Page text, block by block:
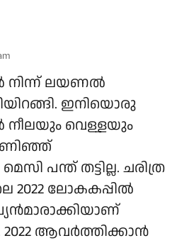
നിന്ന് ലയണൽ
ഇനിയൊരു
നീലയും വെള്ളയും
പന്ത് തട്ടില്ല. ചരിത്ര
2022 ലോകകപ്പിൽ
2022 ആവർത്തിക്കാൻ